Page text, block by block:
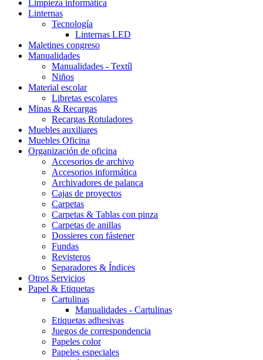
Limpieza informática
Linternas
Tecnología
Linternas LED
Maletines congreso
Manualidades
Manualidades - Textíl
Niños
Material escolar
Libretas escolares
Minas & Recargas
Recargas Rotuladores
Muebles auxiliares
Muebles Oficina
Organización de oficina
Accesorios de archivo
Accesorios informática
Archivadores de palanca
Cajas de proyectos
Carpetas
Carpetas & Tablas con pinza
Carpetas de anillas
Dossieres con fástener
Fundas
Revisteros
Separadores & Índices
Otros Servicios
Papel & Etiquetas
Cartulinas
Manualidades - Cartulinas
Etiquetas adhesivas
Juegos de correspondencia
Papeles color
Papeles especiales